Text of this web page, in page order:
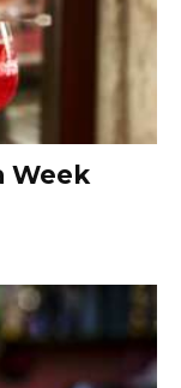
Week